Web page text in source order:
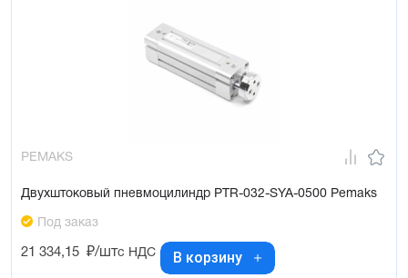
PEMAKS
Двухштоковый пневмоцилиндр PTR-032-SYA-0500 Pemaks
Под заказ
21 334,15 ₽/штс НДС В корзину